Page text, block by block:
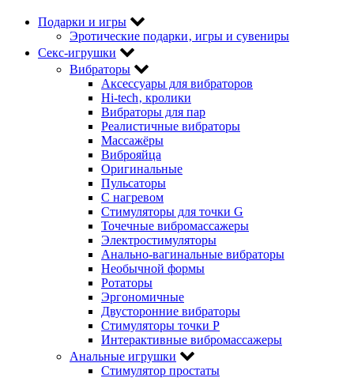
Подарки и игры
Эротические подарки‚ игры и сувениры
Секс-игрушки
Вибраторы
Аксессуары для вибраторов
Hi-tech‚ кролики
Вибраторы для пар
Реалистичные вибраторы
Массажёры
Виброяйца
Оригинальные
Пульсаторы
С нагревом
Стимуляторы для точки G
Точечные вибромассажеры
Электростимуляторы
Анально-вагинальные вибраторы
Необычной формы
Ротаторы
Эргономичные
Двусторонние вибраторы
Стимуляторы точки P
Интерактивные вибромассажеры
Анальные игрушки
Стимулятор простаты